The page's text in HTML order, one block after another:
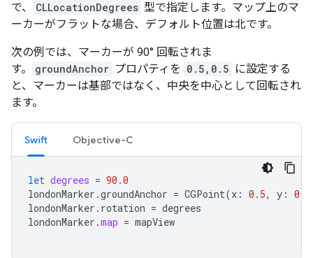
で、
CLLocationDegrees 型で指定します。マップ上のマ
ーカーがフラットな場合、デフォルト位置は北です。
次の例では、マーカーが 90° 回転されま
す。
groundAnchor プロパティを 0.5,0.5 に設定する
と、マーカーは基部ではなく、中央を中心として回転され
ます。
Swift Objective-C
let degrees = 90.0
londonMarker .groundAnchor = CGPoint(x : 0.5, y : 0.5
londonMarker . rotation = degrees
londonMarker .map = mapView